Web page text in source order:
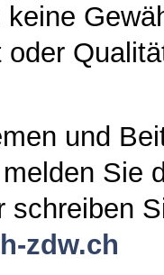
und
Sie
schreiben
zdw.ch